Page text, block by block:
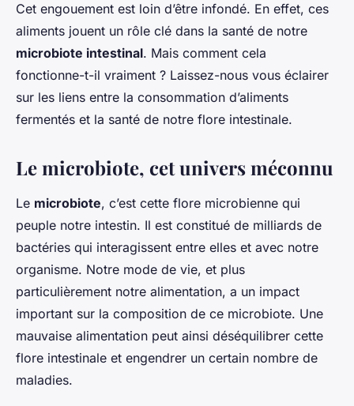
Cet engouement est loin d’être infondé. En effet, ces
aliments jouent un rôle clé dans la santé de notre
microbiote intestinal. Mais comment cela
fonctionne-t-il vraiment ? Laissez-nous vous éclairer
sur les liens entre la consommation d’aliments
fermentés et la santé de notre flore intestinale.
Le microbiote, cet univers méconnu
Le microbiote, c’est cette flore microbienne qui
peuple notre intestin. Il est constitué de milliards de
bactéries qui interagissent entre elles et avec notre
organisme. Notre mode de vie, et plus
particulièrement notre alimentation, a un impact
important sur la composition de ce microbiote. Une
mauvaise alimentation peut ainsi déséquilibrer cette
flore intestinale et engendrer un certain nombre de
maladies.